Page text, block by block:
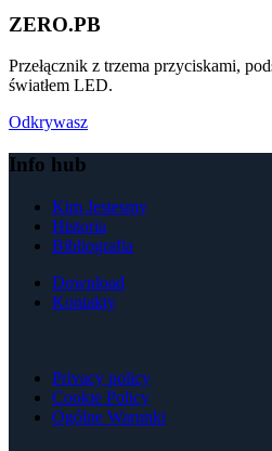
ZERO.PB
Przełącznik z trzema przyciskami,
światłem LED.
Odkrywasz
Info hub
Kim Jestesmy
Historia
Bibliografia
Download
Kontakty
Privacy policy
Cookie Policy
Ogólne Warunki